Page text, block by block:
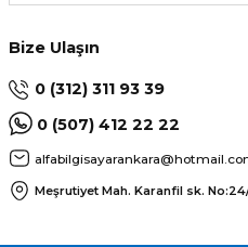
Bize Ulaşın
0 (312) 311 93 39
0 (507) 412 22 22
Meşrutiyet Mah. Karanfil sk.